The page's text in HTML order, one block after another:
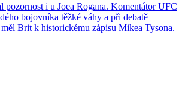
pozornost i u Joea Rogana. Komentátor UFC
bojovníka těžké váhy a při debatě
Brit k historickému zápisu Mikea Tysona.